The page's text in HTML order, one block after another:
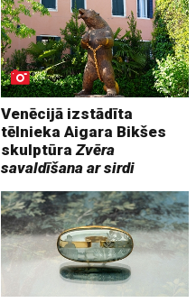
Venēcijā izstādīta
tēlnieka Aigara Bikšes
skulptūraZvēra
savaldīšana ar sirdi